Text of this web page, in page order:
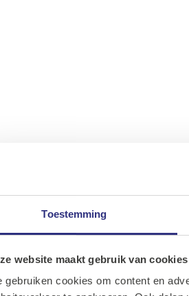
Toestemming
website maakt gebruik van cookies
gebruiken cookies om content en